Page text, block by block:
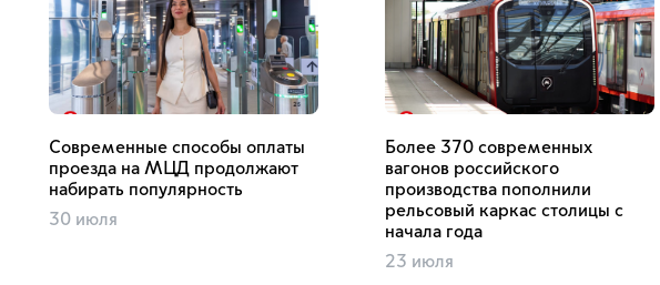
Современные способы оплаты
проезда на МЦД продолжают
набирать популярность
30 июля
Более 370 современных
вагонов российского
производства пополнили
рельсовый каркас столицы с
начала года
23 июля